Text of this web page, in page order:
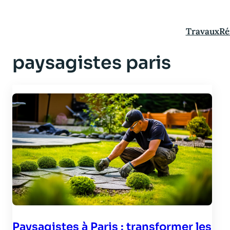
Travaux
paysagistes paris
Paysagistes à Paris : transformer les